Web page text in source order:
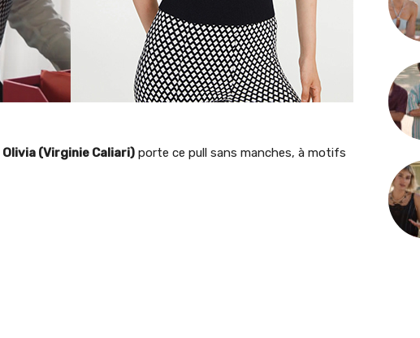
Olivia (Virginie Caliari) porte ce pull sans manches, à motifs